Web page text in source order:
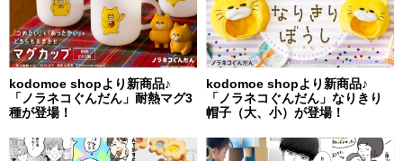
kodomoe shopより新商品♪
「ノラネコぐんだん」耐熱マグ3
種が登場！
kodomoe shopより新商品♪
「ノラネコぐんだん」なりきり
帽子（大、小）が登場！